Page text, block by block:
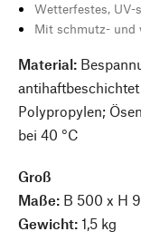
Wetterfestes, UV-
Mit schmutz- und
Material:
Polypropylen;
bei 40 °C
Groß
Maße: B 500 x H
Gewicht: 1,5 kg